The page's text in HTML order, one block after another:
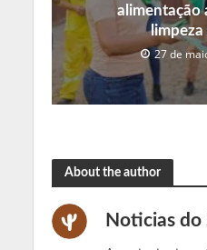
alimentação
limpeza
27 de
About the author
Noticias do